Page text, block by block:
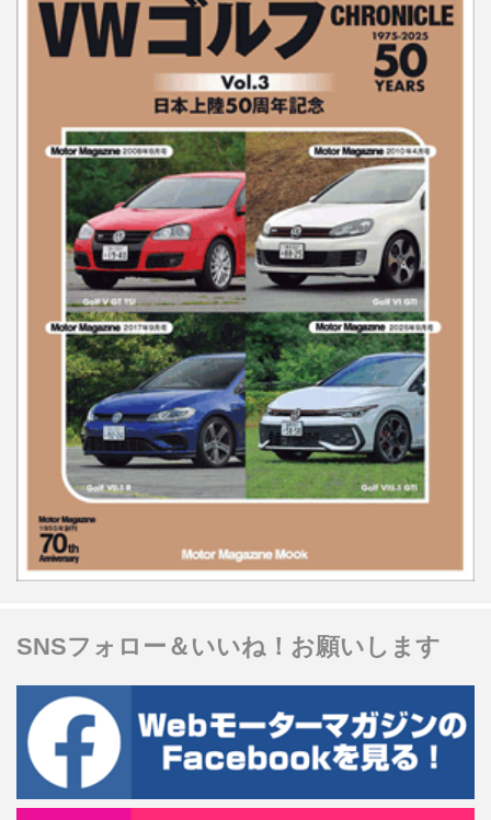
SNSフォロー＆いいね！お願いします